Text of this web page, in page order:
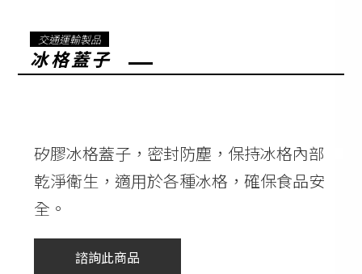
交通運輸製品
冰格蓋子
矽膠冰格蓋子，密封防塵，保持冰格內部
乾淨衛生，適用於各種冰格，確保食品安
全。
諮詢此商品